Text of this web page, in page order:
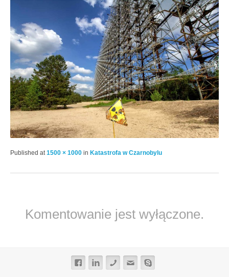
Published at1500 × 1000 in Katastrofa w Czarnobylu
Komentowanie jest wyłączone.